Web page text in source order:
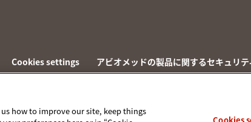
Cookies settings アビオメッドの製品に関するセキュリテ
how to improve our site, keep things
Cookies